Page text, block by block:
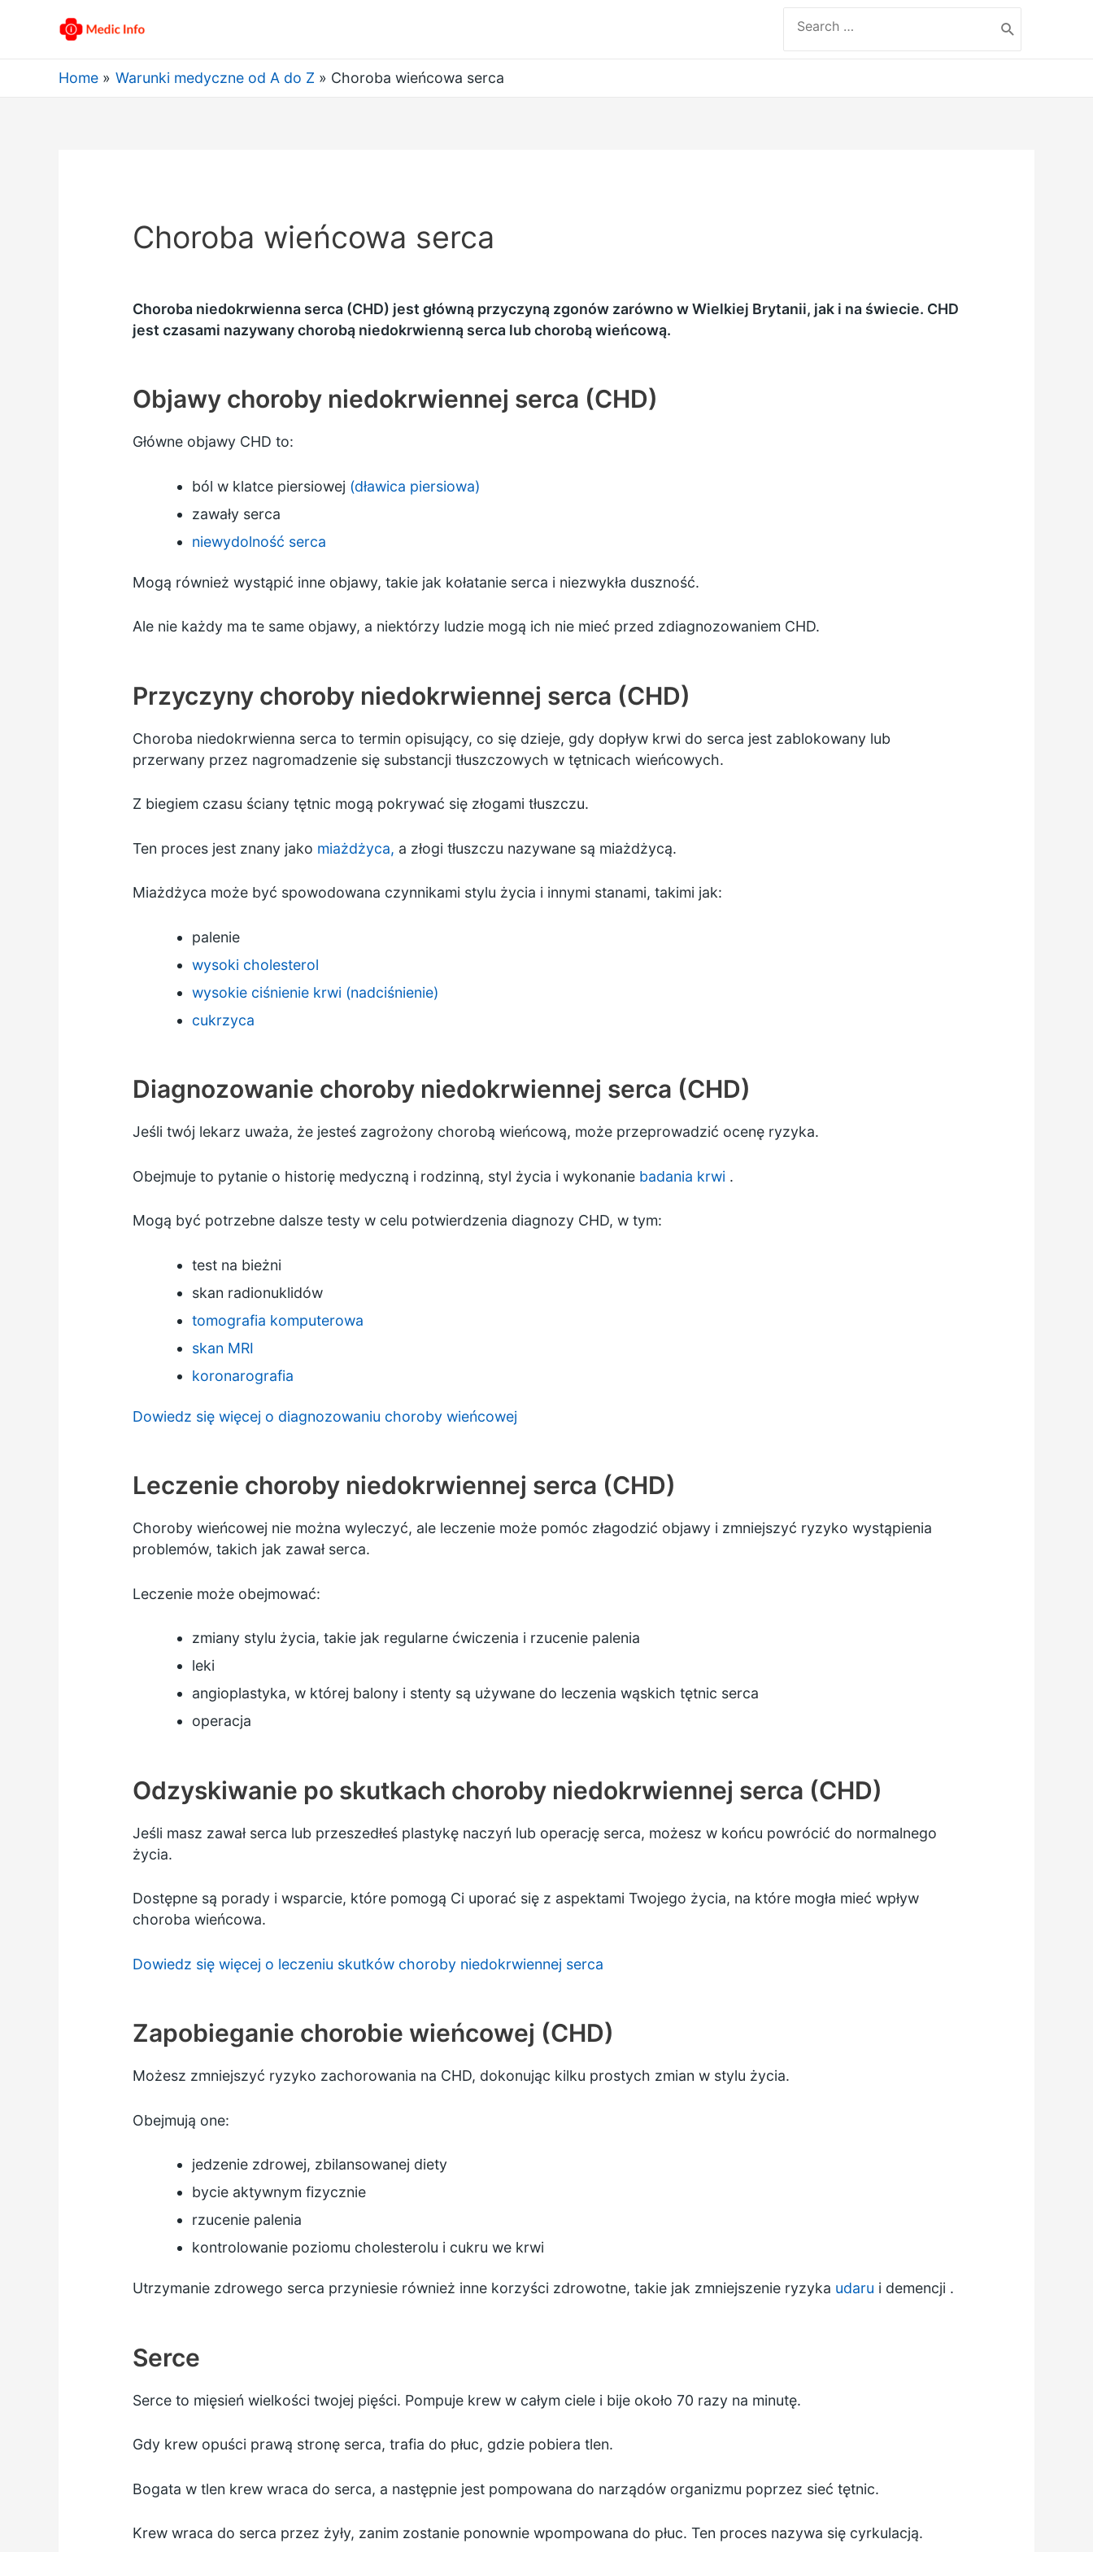
for:
Home Warunki medyczne od A do Z Choroba wieńcowa serca
Choroba wieńcowa serca
Choroba niedokrwienna serca (CHD) jest główną przyczyną zgonów zarówno w Wielkiej Brytanii, jak i na świecie. CHD
jest czasami nazywany chorobą niedokrwienną serca lub chorobą wieńcową.
Objawy choroby niedokrwiennej serca (CHD)
Główne objawy CHD to:
ból w klatce piersiowej (dławica piersiowa)
zawały serca
niewydolność serca
Mogą również wystąpić inne objawy, takie jak kołatanie serca i niezwykła duszność.
Ale nie każdy ma te same objawy, a niektórzy ludzie mogą ich nie mieć przed zdiagnozowaniem CHD.
Przyczyny choroby niedokrwiennej serca (CHD)
Choroba niedokrwienna serca to termin opisujący, co się dzieje, gdy dopływ krwi do serca jest zablokowany lub
przerwany przez nagromadzenie się substancji tłuszczowych w tętnicach wieńcowych.
Z biegiem czasu ściany tętnic mogą pokrywać się złogami tłuszczu.
Ten proces jest znany jako miażdżyca, a złogi tłuszczu nazywane są miażdżycą.
Miażdżyca może być spowodowana czynnikami stylu życia i innymi stanami, takimi jak:
palenie
wysoki cholesterol
wysokie ciśnienie krwi (nadciśnienie)
cukrzyca
Diagnozowanie choroby niedokrwiennej serca (CHD)
Jeśli twój lekarz uważa, że jesteś zagrożony chorobą wieńcową, może przeprowadzić ocenę ryzyka.
Obejmuje to pytanie o historię medyczną i rodzinną, styl życia i wykonanie badania krwi .
Mogą być potrzebne dalsze testy w celu potwierdzenia diagnozy CHD, w tym:
test na bieżni
skan radionuklidów
tomografia komputerowa
skan MRI
koronarografia
Dowiedz się więcej o diagnozowaniu choroby wieńcowej
Leczenie choroby niedokrwiennej serca (CHD)
Choroby wieńcowej nie można wyleczyć, ale leczenie może pomóc złagodzić objawy i zmniejszyć ryzyko wystąpienia
problemów, takich jak zawał serca.
Leczenie może obejmować:
zmiany stylu życia, takie jak regularne ćwiczenia i rzucenie palenia
leki
angioplastyka, w której balony i stenty są używane do leczenia wąskich tętnic serca
operacja
Odzyskiwanie po skutkach choroby niedokrwiennej serca (CHD)
Jeśli masz zawał serca lub przeszedłeś plastykę naczyń lub operację serca, możesz w końcu powrócić do normalnego
życia.
Dostępne są porady i wsparcie, które pomogą Ci uporać się z aspektami Twojego życia, na które mogła mieć wpływ
choroba wieńcowa.
Dowiedz się więcej o leczeniu skutków choroby niedokrwiennej serca
Zapobieganie chorobie wieńcowej (CHD)
Możesz zmniejszyć ryzyko zachorowania na CHD, dokonując kilku prostych zmian w stylu życia.
Obejmują one:
jedzenie zdrowej, zbilansowanej diety
bycie aktywnym fizycznie
rzucenie palenia
kontrolowanie poziomu cholesterolu i cukru we krwi
Utrzymanie zdrowego serca przyniesie również inne korzyści zdrowotne, takie jak zmniejszenie ryzyka udaru i demencji .
Serce
Serce to mięsień wielkości twojej pięści. Pompuje krew w całym ciele i bije około 70 razy na minutę.
Gdy krew opuści prawą stronę serca, trafia do płuc, gdzie pobiera tlen.
Bogata w tlen krew wraca do serca, a następnie jest pompowana do narządów organizmu poprzez sieć tętnic.
Krew wraca do serca przez żyły, zanim zostanie ponownie wpompowana do płuc. Ten proces nazywa się cyrkulacją.